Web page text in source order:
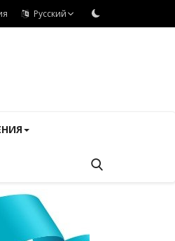
Русский